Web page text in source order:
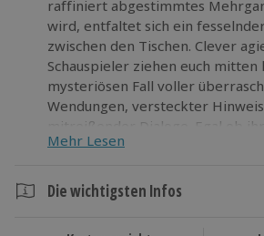
raffiniert abgestimmtes
wird, entfaltet sich ein
zwischen den Tischen. Clever
Schauspieler ziehen euch mitten
mysteriösen Fall voller
Wendungen, versteckter
mitreißender Dialoge. Egal ob
lacht, miträtselt oder den
Menge Nervenkitzel und
auf den Tisch. Lasst euch
Mehr Lesen
Die wichtigsten Infos